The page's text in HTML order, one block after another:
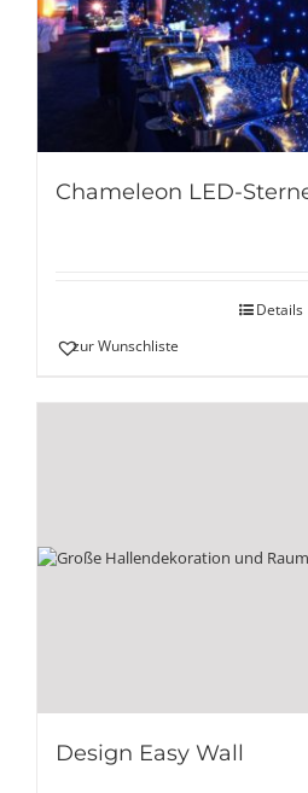
Chameleon LED-
Details
zur Wunschliste
Design Easy Wall